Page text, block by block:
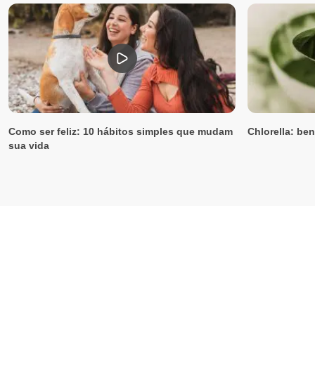
Como ser feliz: 10 hábitos simples que mudam
sua vida
Chlorella: